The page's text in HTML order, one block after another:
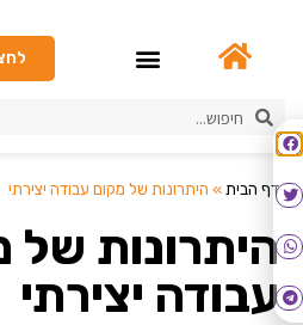
דף הבית » היתרונות של מקום עבודה יצירתי
היתרונות של
עבודה יצירתי